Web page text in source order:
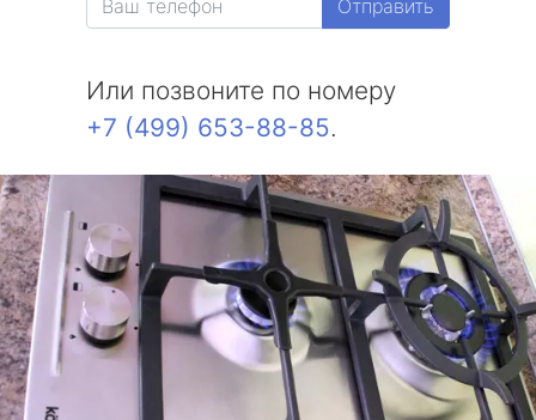
Отправить
Или позвоните по номеру
+7 (499) 653-88-85.